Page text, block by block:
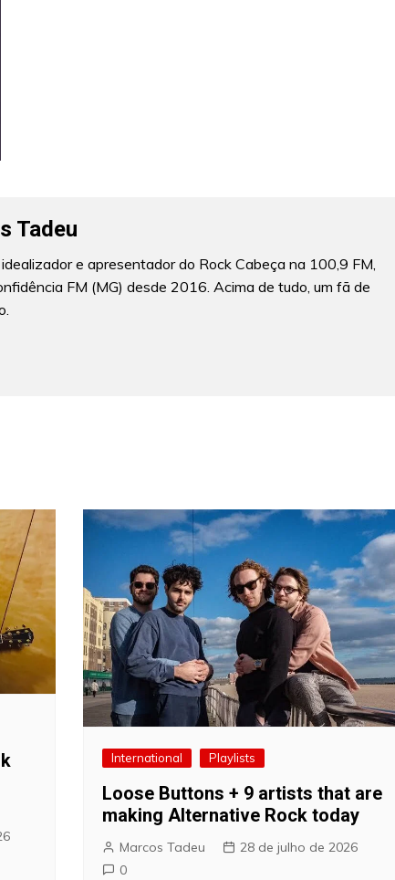
Tadeu
idealizador e apresentador do Rock Cabeça na 100,9 FM,
FM (MG) desde 2016. Acima de tudo, um fã de
International Playlists
Loose Buttons + 9 artists that are
making Alternative Rock today
Marcos Tadeu
28 de julho de 2026
0